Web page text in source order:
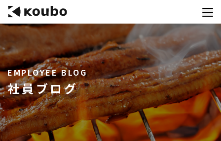
サービス
会社案内
実績紹介
採用情報
EMPLOYEE BLOG
社員ブログ